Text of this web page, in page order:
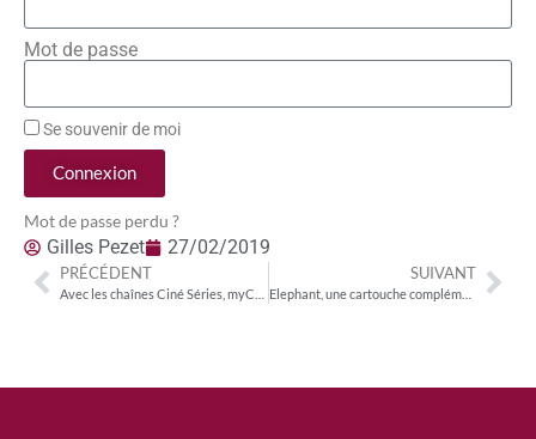
Mot de passe
Se souvenir de moi
Connexion
Mot de passe perdu ?
Gilles Pezet 27/02/2019
PRÉCÉDENT SUIVANT
Elephant, une cartouche complémentaire pour Webedia